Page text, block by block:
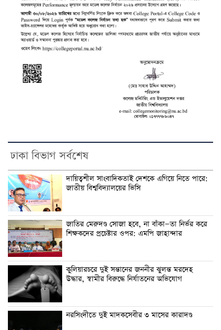
ঢাকা বিভাগ সর্বশেষ
দায়িত্বশীল সাংবাদিকতাই দেশকে এগিয়ে নিতে পারে:
জাতীয় বিশ্ববিদ্যালয়ের ভিসি
জাতির মেরুদণ্ড সোজা হবে, না বাঁকা—তা নির্ভর করে
শিক্ষকদের প্রচেষ্টার ওপর: এমপি জাহান্দার
কুলিয়ারচরে দুই সন্তানের জননীর ঝুলন্ত মরদেহ
উদ্ধার, স্বামীর বিরুদ্ধে নির্যাতনের অভিযোগ
নরসিংদীতে দুই মাদকসেবীর ৩ মাসের কারাদণ্ড